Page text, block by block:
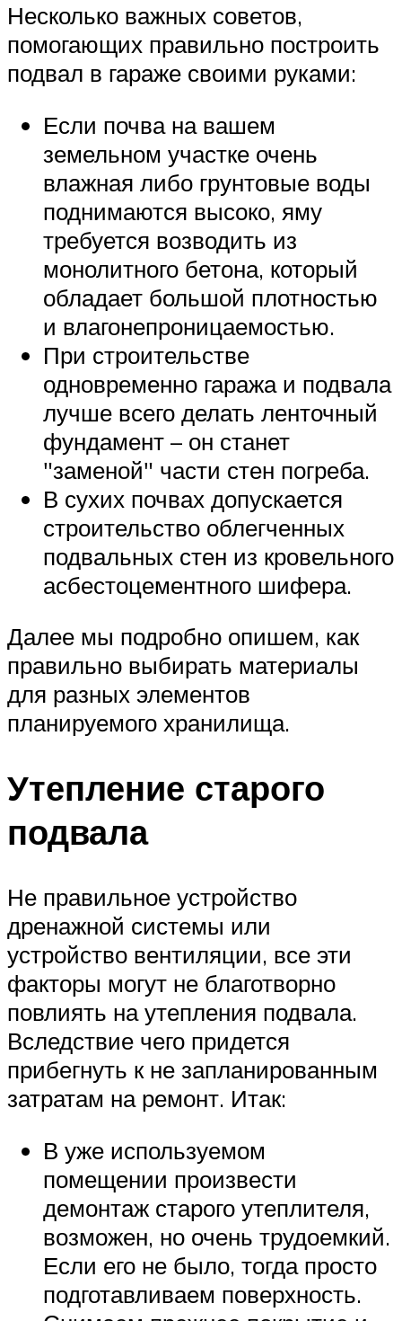
Несколько важных советов,
помогающих правильно построить
подвал в гараже своими руками:
Если почва на вашем
земельном участке очень
влажная либо грунтовые воды
поднимаются высоко, яму
требуется возводить из
монолитного бетона, который
обладает большой плотностью
и влагонепроницаемостью.
При строительстве
одновременно гаража и подвала
лучше всего делать ленточный
фундамент – он станет
заменой
части стен погреба.
В сухих почвах допускается
строительство облегченных
подвальных стен из кровельного
асбестоцементного шифера.
Далее мы подробно опишем, как
правильно выбирать материалы
для разных элементов
планируемого хранилища.
Утепление старого
подвала
Не правильное устройство
дренажной системы или
устройство вентиляции, все эти
факторы могут не благотворно
повлиять на утепления подвала.
Вследствие чего придется
прибегнуть к не запланированным
затратам на ремонт. Итак:
В уже используемом
помещении произвести
демонтаж старого утеплителя,
возможен, но очень трудоемкий.
Если его не было, тогда просто
подготавливаем поверхность.